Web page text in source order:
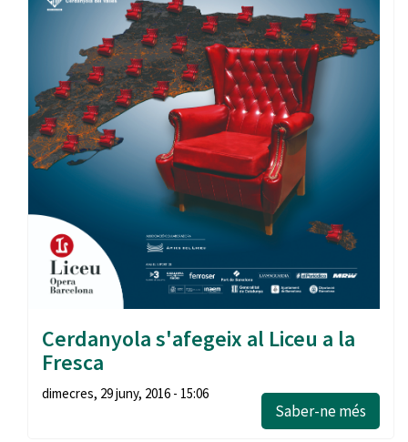
Cerdanyola s'afegeix al Liceu a la
Fresca
dimecres, 29 juny, 2016 - 15:06
Saber-ne més